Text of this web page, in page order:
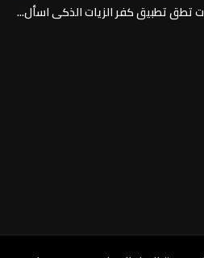
تطق تطبيق كفر الزيات الذكى اسأل...